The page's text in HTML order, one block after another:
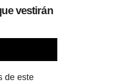
vestirán
de este